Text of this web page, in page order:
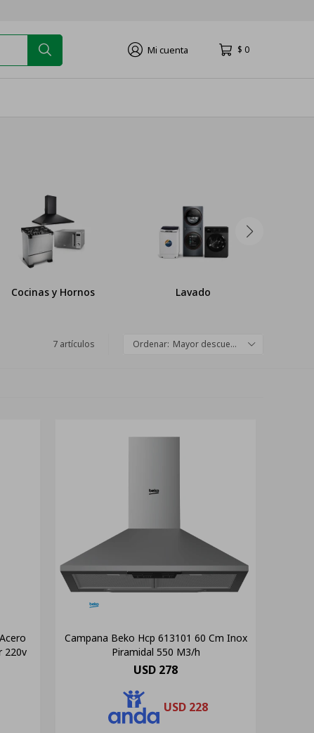
$ 0
Lavado Pequeños Electro
7 artículos Mayor descuento
220v
Campana Beko Hcp 613101 60 Cm Inox
Piramidal 550 M3/h
USD 278
USD 228